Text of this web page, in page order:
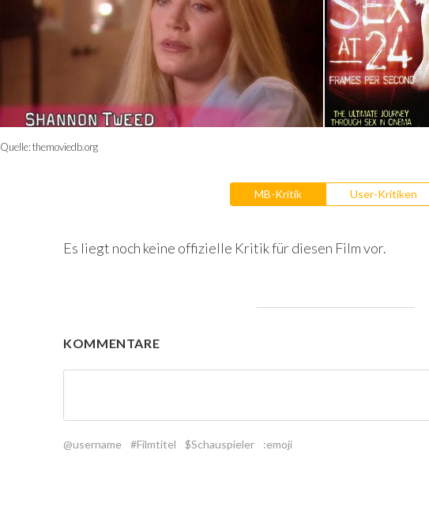
Quelle:themoviedb.org
MB-Kritik User-Kritiken
Es liegt noch keine offizielle Kritik für diesen Film vor.
KOMMENTARE
@username #Filmtitel $Schauspieler :emoji